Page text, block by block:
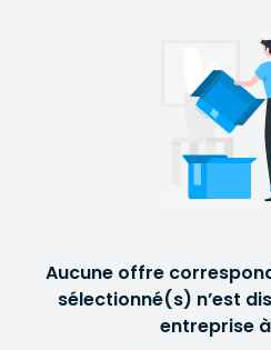
techniques complexes,
Nous intervenons comme
auprès des équipes IT et
avec une priorité constante
Aucune offre
sélectionné(s) n’est
entreprise